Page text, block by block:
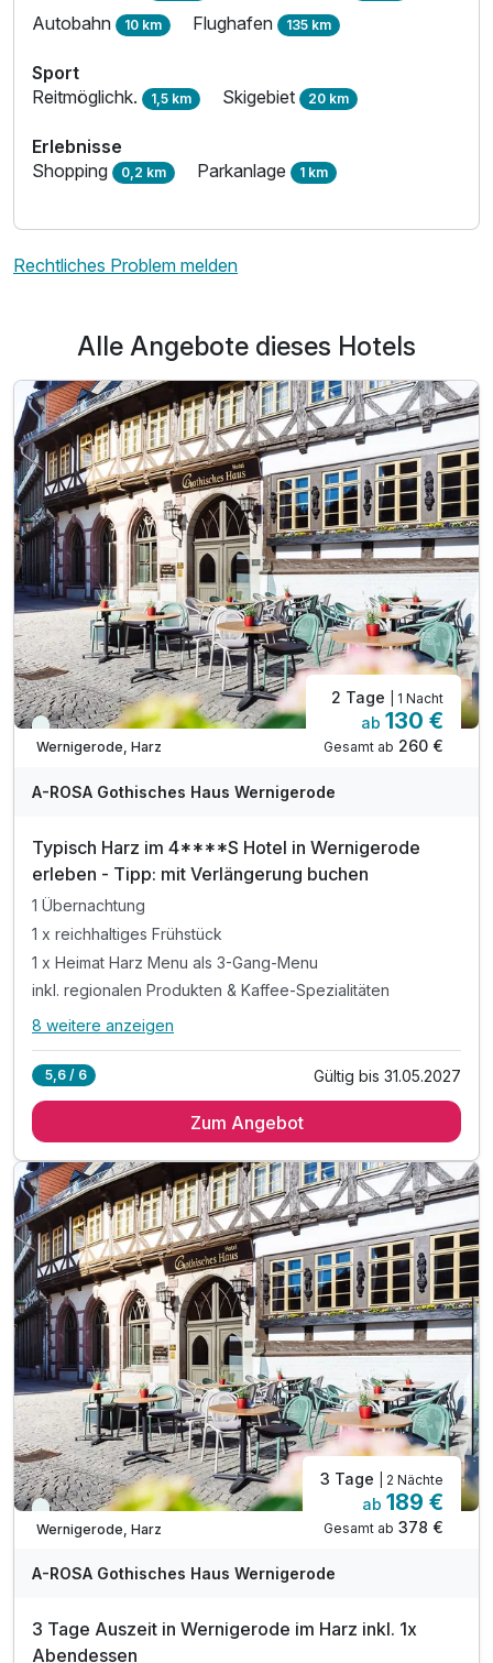
Autobahn 10 km Flughafen 135 km
Sport
Reitmöglichk. 1,5 km Skigebiet 20 km
Erlebnisse
Shopping 0,2 km Parkanlage 1 km
Rechtliches Problem melden
Alle Angebote dieses Hotels
Viele Termine frei
Wernigerode, Harz
2 Tage | 1 Nacht
ab 130 €
Gesamt ab 260 €
A-ROSA Gothisches Haus Wernigerode
Typisch Harz im 4****S Hotel in Wernigerode
erleben - Tipp: mit Verlängerung buchen
1 Übernachtung
1 x reichhaltiges Frühstück
1 x Heimat Harz Menu als 3-Gang-Menu
inkl. regionalen Produkten & Kaffee-Spezialitäten
Alle Inklusivleistungen
1 x reichhaltiges Frühstück
inkl. regionalen Produkten & Kaffee-Spezialitäten
1 x Begrüßungsgetränk bei Anreise
1 x Stadtplan von Wernigerode
1 x erfrischendes Abschiedsgeschenk
inkl. alkoholfreie Getränke aus der Minibar
inkl. W-LAN in allen Hotelbereichen
inkl. Nutzung der Saunalandschaft & des Whirlpools
inkl. Tee, Wasser sowie Obst im SPA-ROSA
zzgl. Kurtaxe mit vielen Vergünstigungen*
8 weitere anzeigen
5,6 / 6 Gültig bis 31.05.2027
Zum Angebot
Viele Termine frei
Wernigerode, Harz
3 Tage | 2 Nächte
ab 189 €
Gesamt ab 378 €
A-ROSA Gothisches Haus Wernigerode
3 Tage Auszeit in Wernigerode im Harz inkl. 1x
Abendessen